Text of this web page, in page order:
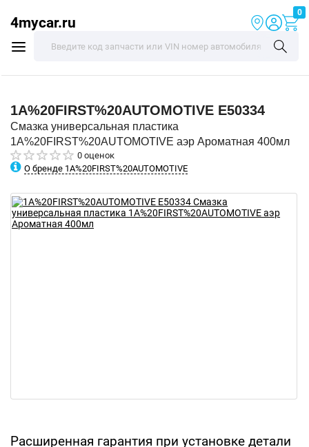
4mycar.ru
0
1A%20FIRST%20AUTOMOTIVE E50334
Смазка универсальная пластика
1A%20FIRST%20AUTOMOTIVE аэр Ароматная 400мл
0 оценок
О бренде 1A%20FIRST%20AUTOMOTIVE
Расширенная гарантия при установке детали